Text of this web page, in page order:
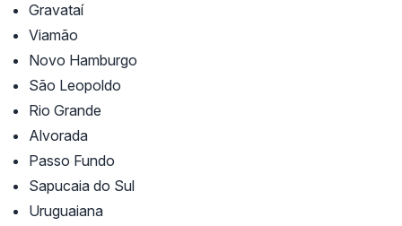
Gravataí
Viamão
Novo Hamburgo
São Leopoldo
Rio Grande
Alvorada
Passo Fundo
Sapucaia do Sul
Uruguaiana